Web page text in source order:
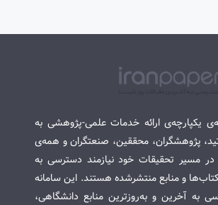
یکپارچه‌ی ارائه خدمات علمی-پژوهشی به
پژوهشگران، محققین، صنعتگران و همه‌ی
مسیر تحقیقات خود نیازمند دسترسی به
و منابع منتشرشده هستند. این سامانه
به آخرین و به‌روزترین منابع دانشگاهی،